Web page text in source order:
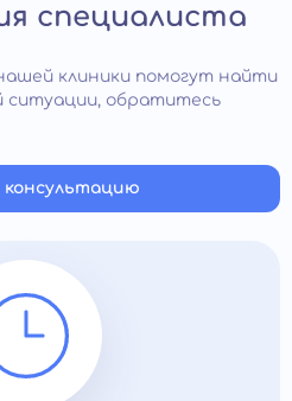
специалиста
клиники помогут найти
ситуации, обратитесь
консультацию